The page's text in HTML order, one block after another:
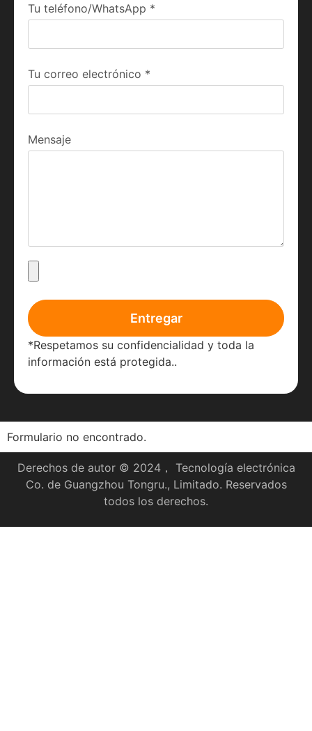
Tu teléfono/WhatsApp *
Tu correo electrónico *
Mensaje
Entregar
*Respetamos su confidencialidad y toda la
información está protegida..
Formulario no encontrado.
Derechos de autor © 2024， Tecnología electrónica
Co. de Guangzhou Tongru., Limitado. Reservados
todos los derechos.